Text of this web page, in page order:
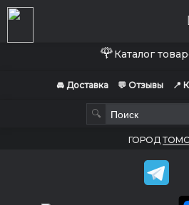
🌹Каталог
🚘 Доставка 💬 Отзывы 📍
🔍
ГОРОД